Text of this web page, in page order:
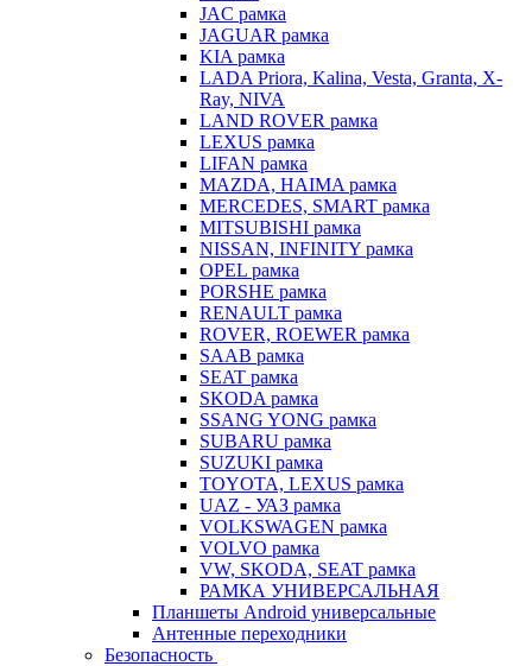
JAC рамка
JAGUAR рамка
KIA рамка
LADA Priora, Kalina, Vesta, Granta, X-
Ray, NIVA
LAND ROVER рамка
LEXUS рамка
LIFAN рамка
MAZDA, HAIMA рамка
MERCEDES, SMART рамка
MITSUBISHI рамка
NISSAN, INFINITY рамка
OPEL рамка
PORSHE рамка
RENAULT рамка
ROVER, ROEWER рамка
SAAB рамка
SEAT рамка
SKODA рамка
SSANG YONG рамка
SUBARU рамка
SUZUKI рамка
TOYOTA, LEXUS рамка
UAZ - УАЗ рамка
VOLKSWAGEN рамка
VOLVO рамка
VW, SKODA, SEAT рамка
РАМКА УНИВЕРСАЛЬНАЯ
Планшеты Android универсальные
Антенные переходники
Безопасность